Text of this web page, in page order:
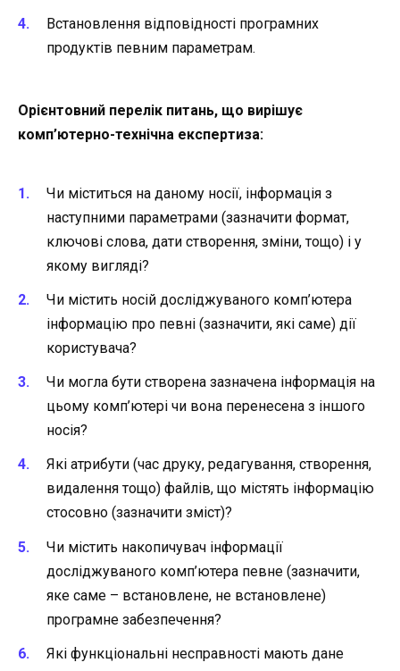
Встановлення відповідності програмних
продуктів певним параметрам.
Орієнтовний перелік питань, що вирішує
комп’ютерно-технічна експертиза:
Чи міститься на даному носії, інформація з
наступними параметрами (зазначити формат,
ключові слова, дати створення, зміни, тощо) і у
якому вигляді?
Чи містить носій досліджуваного комп’ютера
інформацію про певні (зазначити, які саме) дії
користувача?
Чи могла бути створена зазначена інформація на
цьому комп’ютері чи вона перенесена з іншого
носія?
Які атрибути (час друку, редагування, створення,
видалення тощо) файлів, що містять інформацію
стосовно (зазначити зміст)?
Чи містить накопичувач інформації
досліджуваного комп’ютера певне (зазначити,
яке саме – встановлене, не встановлене)
програмне забезпечення?
Які функціональні несправності мають дане